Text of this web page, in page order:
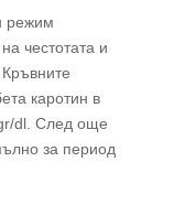
режим
честотата и
каротин в
dl. След още
за период